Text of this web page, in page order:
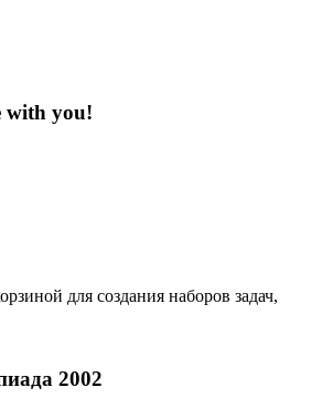
with you!
для создания наборов задач,
2002